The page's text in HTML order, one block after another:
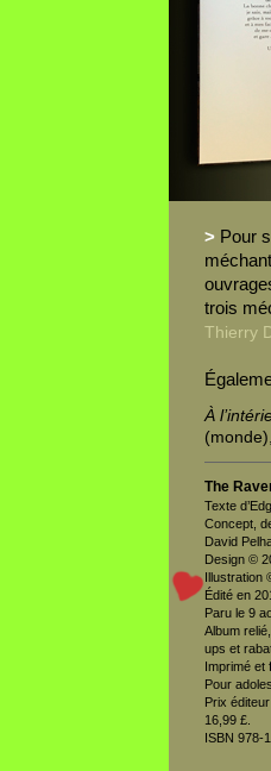
> Pour
trois
Thierry
À
The
Texte
Concept,
David
Design ©
Illustration
Édité en
Paru le 9
Album
ups et
Imprimé et
Pour
Prix
16,99 £.
ISBN 978-